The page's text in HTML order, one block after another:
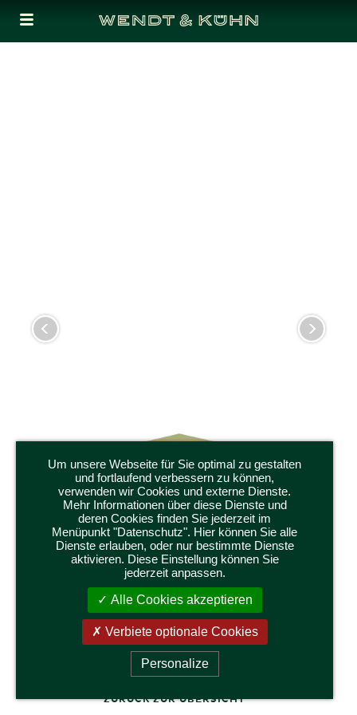
549/BL4
BLUMENWIESENECKE, 4-STUFIG
Radius 28,5 cm, Höhe 7,5cm
ZURÜCK ZUR ÜBERSICHT
Um unsere Webseite für Sie optimal zu gestalten
und fortlaufend verbessern zu können,
verwenden wir Cookies und externe Dienste.
Mehr Informationen über diese Dienste und
deren Cookies finden Sie jederzeit im
Menüpunkt "Datenschutz". Hier können Sie alle
Dienste erlauben, oder nur bestimmte Dienste
aktivieren. Diese Einstellung können Sie
jederzeit anpassen.
Alle Cookies akzeptieren
Verbiete optionale Cookies
Personalize